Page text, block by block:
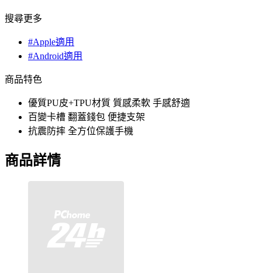
搜尋更多
#Apple適用
#Android適用
商品特色
優質PU皮+TPU材質 質感柔軟 手感舒適
百變卡槽 翻蓋錢包 便捷支架
抗震防摔 全方位保護手機
商品詳情